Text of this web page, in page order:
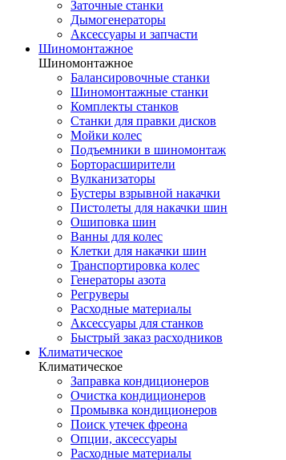
Заточные станки
Дымогенераторы
Аксессуары и запчасти
Шиномонтажное
Шиномонтажное
Балансировочные станки
Шиномонтажные станки
Комплекты станков
Станки для правки дисков
Мойки колес
Подъемники в шиномонтаж
Борторасширители
Вулканизаторы
Бустеры взрывной накачки
Пистолеты для накачки шин
Ошиповка шин
Ванны для колес
Клетки для накачки шин
Транспортировка колес
Генераторы азота
Регруверы
Расходные материалы
Аксессуары для станков
Быстрый заказ расходников
Климатическое
Климатическое
Заправка кондиционеров
Очистка кондиционеров
Промывка кондиционеров
Поиск утечек фреона
Опции, аксессуары
Расходные материалы